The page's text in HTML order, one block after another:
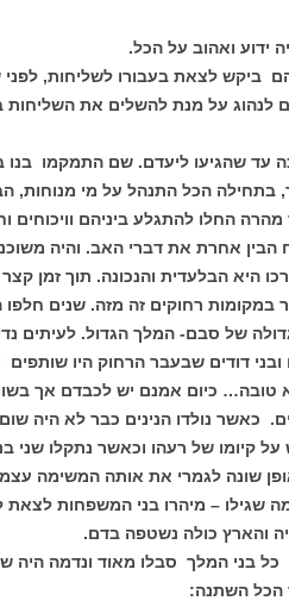
ידוע ואהוב על הכל.
ביקש לצאת בעבורו לשליחות, לפני
לנהוג על מנת להשלים את השליחות
עד שהגיעו ליעדם. שם התמקמו
הכל התנהל על מי מנוחות,
החלו להתגלע ביניהם וויכוחים
הבין אחרת את דברי האב. והיה
היא הבלעדית והנכונה. תוך זמן
במקומות רחוקים זה מזה. שנים חלפו
של סבם- המלך הגדול. לעיתים
דודים שבעבר הרחוק היו שותפים
טובה… כיום אמנם יש לכבדם אך
כאשר נולדו הנינים כבר לא היה
קיומו של רעהו וכאשר נתקלו שני
שונה לגמרי את אותה המשימה
מה שגילו – מיהרו בני המשפחות
והארץ כולה נשטפה בדם.
בני המלך סבלו מאוד ונדמה היה
הכל השתנה: